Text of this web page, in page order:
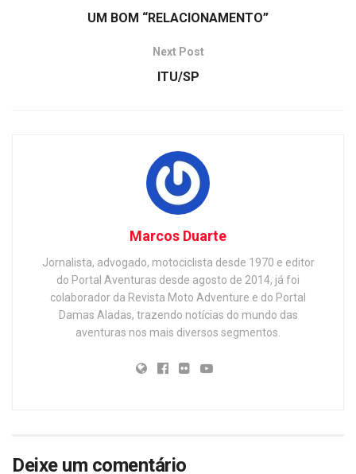
UM BOM “RELACIONAMENTO”
Next Post
ITU/SP
Marcos Duarte
Jornalista, advogado, motociclista desde 1970 e editor
do Portal Aventuras desde agosto de 2014, já foi
colaborador da Revista Moto Adventure e do Portal
Damas Aladas, trazendo notícias do mundo das
aventuras nos mais diversos segmentos.
Deixe um comentário